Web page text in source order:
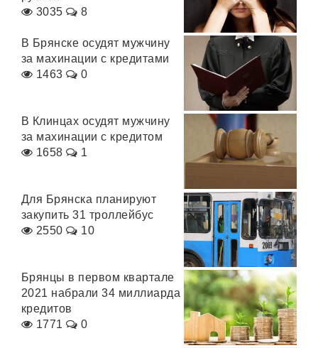
3035
8
В Брянске осудят мужчину
за махинации с кредитами
1463
0
В Клинцах осудят мужчину
за махинации с кредитом
1658
1
Для Брянска планируют
закупить 31 троллейбус
2550
10
Брянцы в первом квартале
2021 набрали 34 миллиарда
кредитов
1771
0